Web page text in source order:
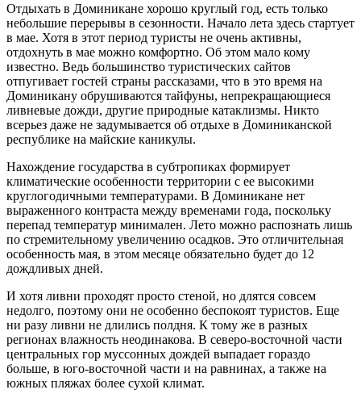
Отдыхать в Доминикане хорошо круглый год, есть только
небольшие перерывы в сезонности. Начало лета здесь стартует
в мае. Хотя в этот период туристы не очень активны,
отдохнуть в мае можно комфортно. Об этом мало кому
известно. Ведь большинство туристических сайтов
отпугивает гостей страны рассказами, что в это время на
Доминикану обрушиваются тайфуны, непрекращающиеся
ливневые дожди, другие природные катаклизмы. Никто
всерьез даже не задумывается об отдыхе в Доминиканской
республике на майские каникулы.
Нахождение государства в субтропиках формирует
климатические особенности территории с ее высокими
круглогодичными температурами. В Доминикане нет
выраженного контраста между временами года, поскольку
перепад температур минимален. Лето можно распознать лишь
по стремительному увеличению осадков. Это отличительная
особенность мая, в этом месяце обязательно будет до 12
дождливых дней.
И хотя ливни проходят просто стеной, но длятся совсем
недолго, поэтому они не особенно беспокоят туристов. Еще
ни разу ливни не длились полдня. К тому же в разных
регионах влажность неодинакова. В северо-восточной части
центральных гор муссонных дождей выпадает гораздо
больше, в юго-восточной части и на равнинах, а также на
южных пляжах более сухой климат.